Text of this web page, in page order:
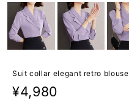
Suit collar elegant retro blouse
¥4,980